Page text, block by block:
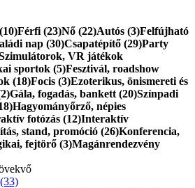
Férfi (23)Nő (22)Autós (3)Felfújható
nap (30)Csapatépítő (29)Party
VR játékok
sportok (5)Fesztivál, roadshow
(18)Focis (3)Ezoterikus, önismereti és
Gála, fogadás, bankett (20)Színpadi
Hagyományőrző, népies
fotózás (12)Interaktív
stand, promóció (26)Konferencia,
fejtörő (3)Magánrendezvény
(33)